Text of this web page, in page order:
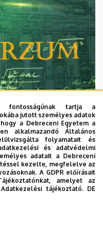
Egyetem
fontosságúnak tartja a
jutott személyes adatok
a Debreceni Egyetem a
alkalmazandó Általános
folyamatait és
és adatvédelmi
adatait a Debreceni
kezelte, megfelelve az
A GDPR előírásait
amelyet az
Adatkezelési tájékoztató. DE